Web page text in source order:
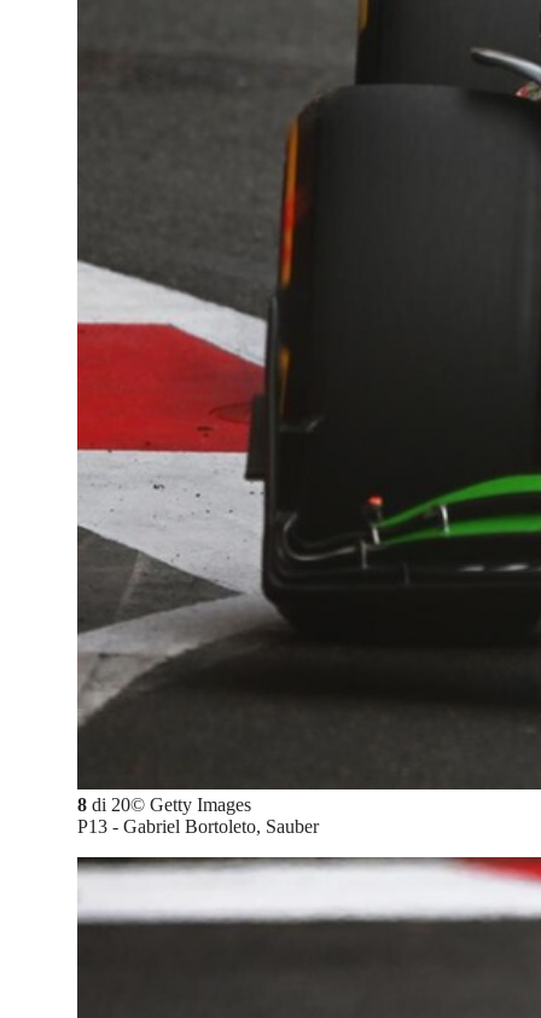
8 di 20© Getty Images
P13 - Gabriel Bortoleto, Sauber